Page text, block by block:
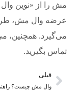
مش را از «نوین
عرضه وال مش،
می‌گیرد. همچنین،
تماس بگیرید.
قبلی
وال مش چیست؟